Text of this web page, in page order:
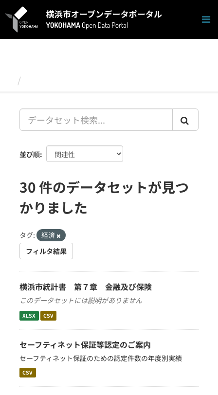
キ
並び順
30 件のデータセットが見つ
かりました
タグ:
経済
フィルタ結果
横浜市統計書 第７章 金融及び保険
このデータセットには説明がありません
XLSX CSV
セーフティネット保証等認定のご案内
セーフティネット保証のための認定件数の年度別実績
CSV